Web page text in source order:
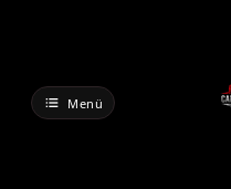
Menü